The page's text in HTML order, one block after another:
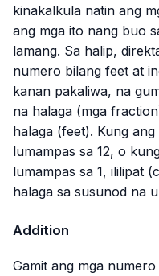
kinakalkula natin ang
ang mga ito nang buo
lamang. Sa halip,
numero bilang feet at
kanan pakaliwa, na
na halaga (mga
halaga (feet). Kung
lumampas sa 12, o
lumampas sa 1, ililipat
halaga sa susunod na
Addition
Gamit ang mga